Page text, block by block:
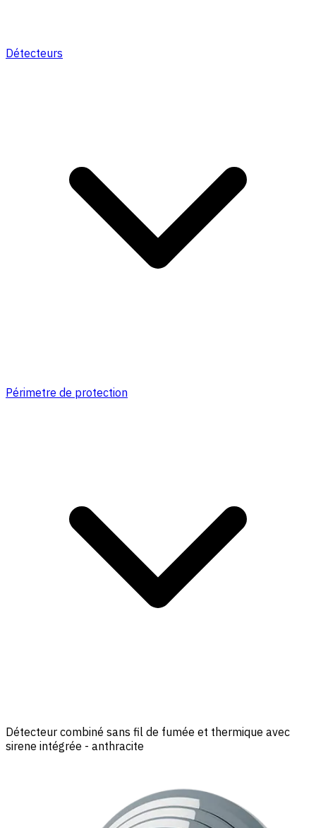
Détecteurs
Périmetre de protection
Détecteur combiné sans fil de fumée et thermique avec
sirene intégrée - anthracite